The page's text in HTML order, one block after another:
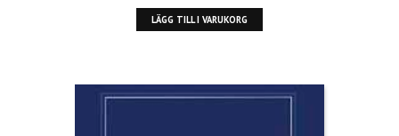
LÄGG TILL I VARUKORG